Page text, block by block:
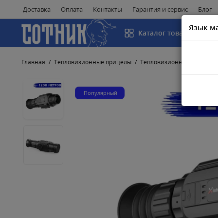
Доставка Оплата Контакты Гарантия и сервис Блог
Каталог товаров
Главная Тепловизионные прицелы Тепловизионные прицелы
Язык
Популярный